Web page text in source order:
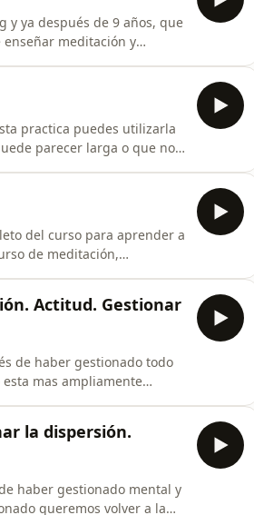
y ya después de 9 años, que
enseñar meditación y
practica puedes utilizarla
parecer larga o que no
del curso para aprender a
de meditación,
Actitud. Gestionar
de haber gestionado todo
mas ampliamente
la dispersión.
haber gestionado mental y
queremos volver a la